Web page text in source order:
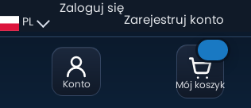
Konto
PL
Zaloguj się
Zarejestruj konto
Mój koszyk